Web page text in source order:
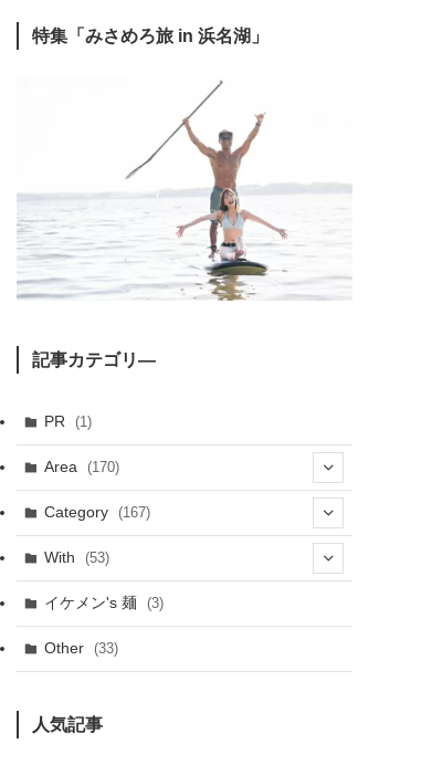
特集「みさめろ旅 in 浜名湖」
記事カテゴリ―
PR (1)
Area (170)
(1)
(6)
Category (167)
(114)
With (53)
(15)
(43)
(31)
イケメン's 麺 (3)
Other (33)
人気記事